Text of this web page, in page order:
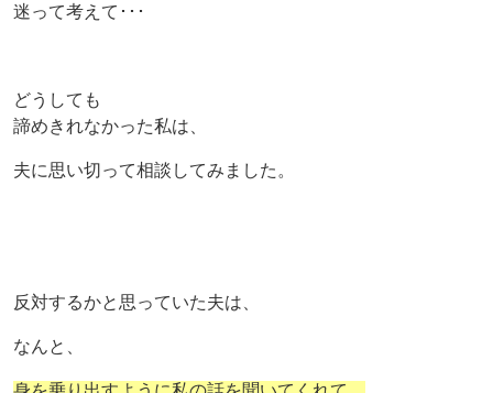
迷って考えて･･･
どうしても
諦めきれなかった私は、
夫に思い切って相談してみました。
反対するかと思っていた夫は、
なんと、